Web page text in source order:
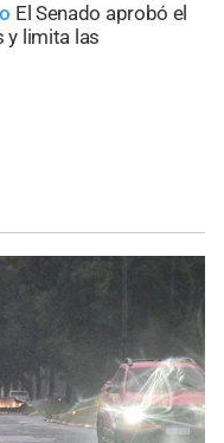
El Senado aprobó el
y limita las